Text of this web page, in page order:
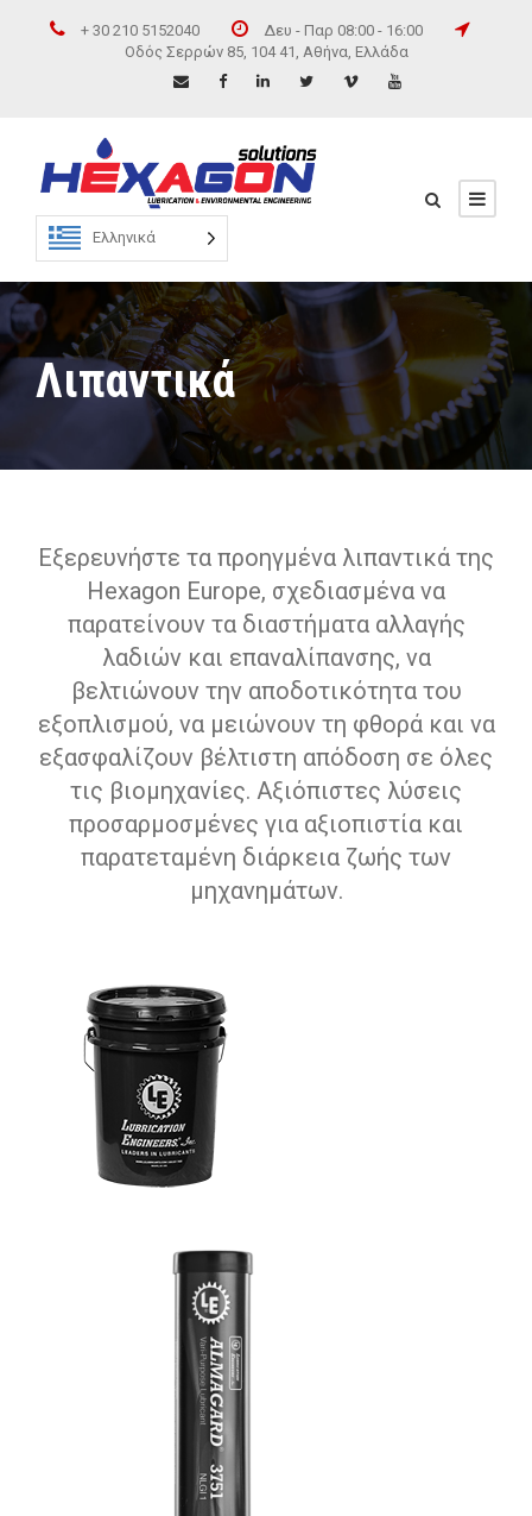
+ 30 210 5152040
Δευ - Παρ 08:00 - 16:00
Οδός Σερρών 85, 104 41, Αθήνα, Ελλάδα
Ελληνικά
Λιπαντικά
Εξερευνήστε τα προηγμένα λιπαντικά της
Hexagon Europe, σχεδιασμένα να
παρατείνουν τα διαστήματα αλλαγής
λαδιών και επαναλίπανσης, να
βελτιώνουν την αποδοτικότητα του
εξοπλισμού, να μειώνουν τη φθορά και να
εξασφαλίζουν βέλτιστη απόδοση σε όλες
τις βιομηχανίες. Αξιόπιστες λύσεις
προσαρμοσμένες για αξιοπιστία και
παρατεταμένη διάρκεια ζωής των
μηχανημάτων.